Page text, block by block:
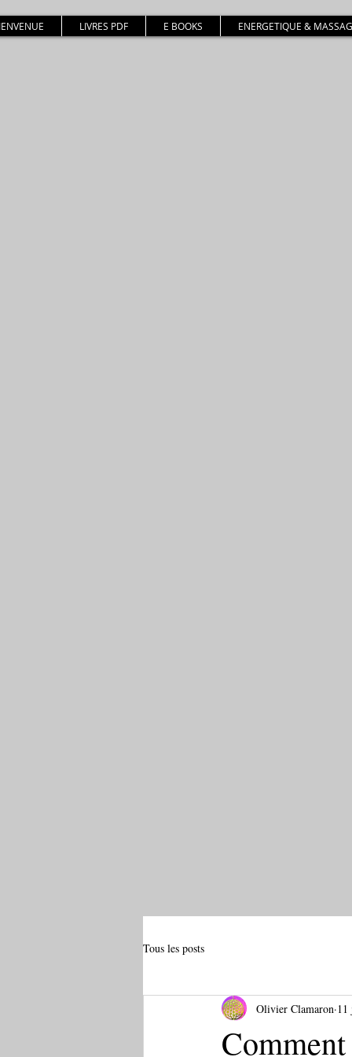
LIVRES PDF E BOOKS ENERGETIQUE &
Tous les posts
Olivier Clamaron